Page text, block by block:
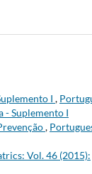
I ,
- Suplemento I
,
Vol. 46 (2015):